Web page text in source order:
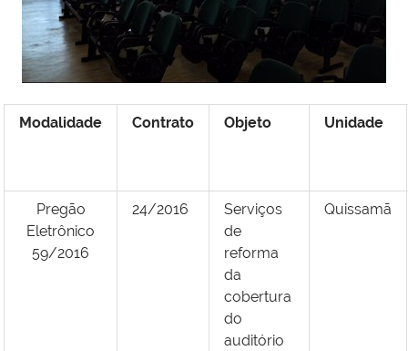
Modalidade Contrato Objeto Unidade
Pregão
Eletrônico
59/2016
24/2016
Serviços
de
reforma
da
cobertura
do
auditório
Quissamã